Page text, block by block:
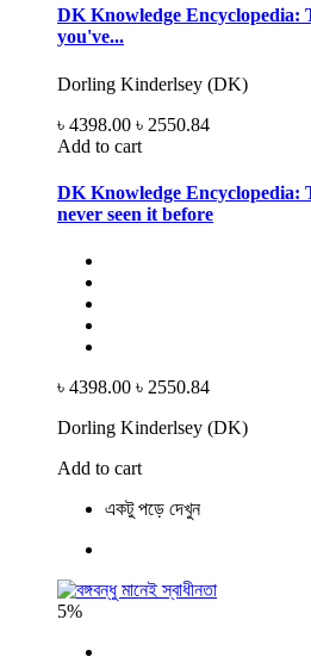
DK Knowledge Encyclopedia:
you've...
Dorling Kinderlsey (DK)
৳ 4398.00 ৳ 2550.84
Add to cart
DK Knowledge Encyclopedia:
never seen it before
৳ 4398.00 ৳ 2550.84
Dorling Kinderlsey (DK)
Add to cart
একটু পড়ে দেখুন
5%